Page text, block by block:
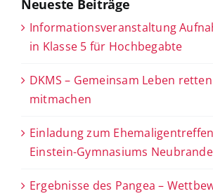
Neueste Beiträge
Informationsveranstaltung
in Klasse 5 für Hochbegabte
DKMS – Gemeinsam Leben
mitmachen
Einladung zum
Einstein-Gymnasiums
Ergebnisse des Pangea –